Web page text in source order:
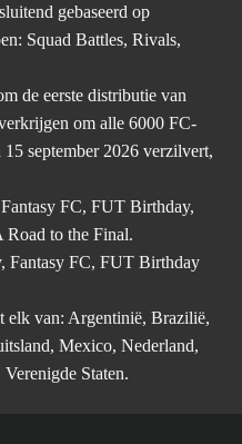
gebaseerd op
Squad Battles, Rivals,
de eerste distributie van
om alle 6000 FC-
september 2026 verzilvert,
FC, FUT Birthday,
Road to the Final.
Fantasy FC, FUT Birthday
elk van: Argentinië, Brazilië,
Mexico, Nederland,
Staten.